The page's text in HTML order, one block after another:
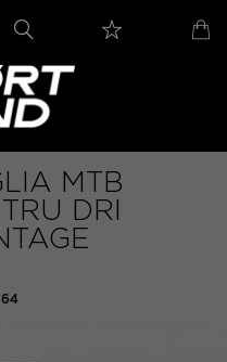
MTB
DRI